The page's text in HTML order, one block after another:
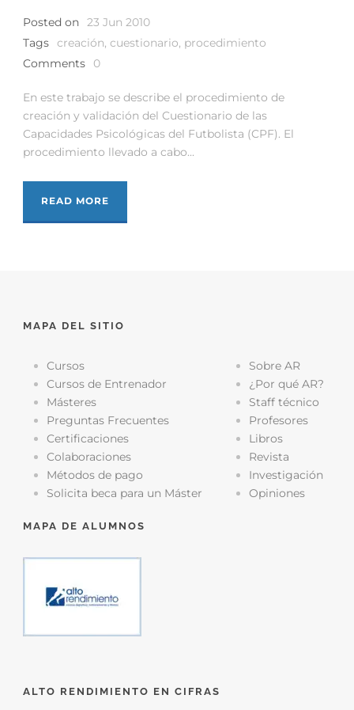
Posted on 23 Jun 2010
Tags creación, cuestionario, procedimiento
Comments
0
En este trabajo se describe el procedimiento de
creación y validación del Cuestionario de las
Capacidades Psicológicas del Futbolista (CPF). El
procedimiento llevado a cabo...
READ MORE
MAPA DEL SITIO
Cursos
Cursos de Entrenador
Másteres
Preguntas Frecuentes
Certificaciones
Colaboraciones
Métodos de pago
Solicita beca para un Máster
Sobre AR
¿Por qué AR?
Staff técnico
Profesores
Libros
Revista
Investigación
Opiniones
MAPA DE ALUMNOS
ALTO RENDIMIENTO EN CIFRAS